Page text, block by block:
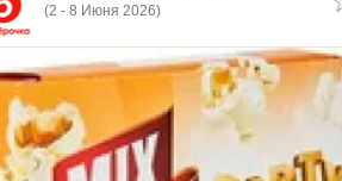
(2 - 8 Июня 2026)